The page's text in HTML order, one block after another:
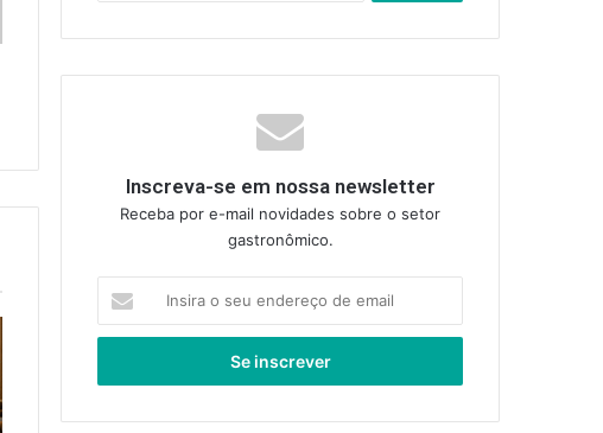
Inscreva-se em nossa newsletter
Receba por e-mail novidades sobre o setor
gastronômico.
seu
de